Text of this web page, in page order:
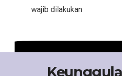
wajib dilakukan